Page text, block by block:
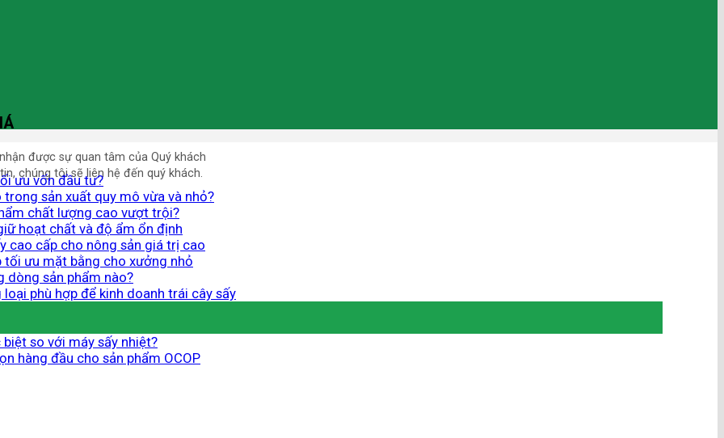
được sự quan tâm của Quý khách
chúng tôi sẽ liên hệ đến quý khách.
ưu vốn đầu tư?
sản xuất quy mô vừa và nhỏ?
chất lượng cao vượt trội?
hoạt chất và độ ẩm ổn định
cao cấp cho nông sản giá trị cao
tối ưu mặt bằng cho xưởng nhỏ
dòng sản phẩm nào?
loại phù hợp để kinh doanh trái cây sấy
so với máy sấy nhiệt?
hàng đầu cho sản phẩm OCOP